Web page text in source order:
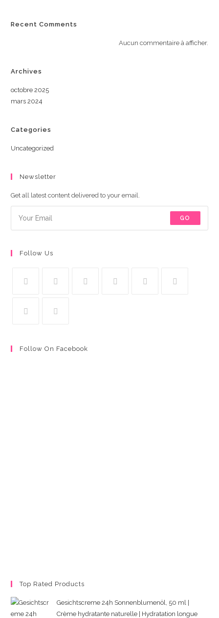
Recent Comments
Aucun commentaire à afficher.
Archives
octobre 2025
mars 2024
Categories
Uncategorized
Newsletter
Get all latest content delivered to your email.
GO
Follow Us
Follow On Facebook
Top Rated Products
Gesichtscreme 24h Sonnenblumenöl, 50 ml |
Crème hydratante naturelle | Hydratation longue